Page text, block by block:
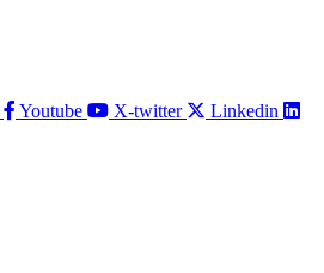
Youtube X-twitter Linkedin